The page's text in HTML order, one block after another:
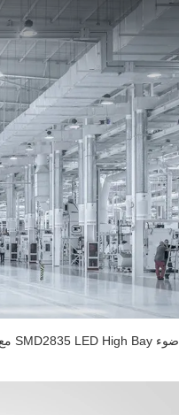
ضوء SMD2835 LED High Bay مع درجة حرارة لون 3000K-6500K ومقاومة تأثير IK09